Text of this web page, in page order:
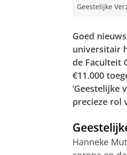
Geestelijke
Goed
universitair
de Faculteit
€11.000
‘Geestelijke
precieze rol
Hanneke